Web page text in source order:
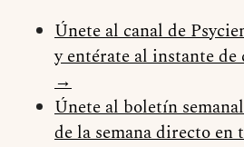
Únete al canal de
y entérate al instante
→
Únete al boletín
de la semana directo